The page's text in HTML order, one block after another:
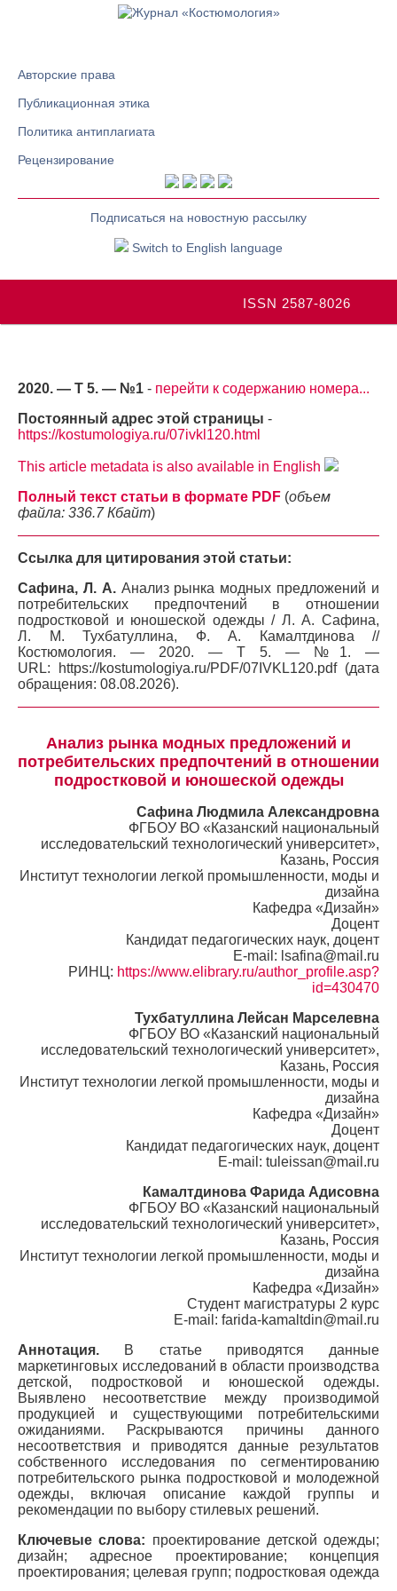
Авторские права
Публикационная этика
Политика антиплагиата
Рецензирование
Подписаться на новостную рассылку
Switch to English language
ISSN 2587-8026
2020. — Т 5. — №1 - перейти к содержанию номера...
Постоянный адрес этой страницы -
https://kostumologiya.ru/07ivkl120.html
This article metadata is also available in English
Полный текст статьи в формате PDF (объем
файла: 336.7 Кбайт)
Ссылка для цитирования этой статьи:
Сафина, Л. А.Анализ рынка модных предложений и
потребительских предпочтений в отношении
подростковой и юношеской одежды / Л. А. Сафина,
Л. М. Тухбатуллина, Ф. А. Камалтдинова //
Костюмология. — 2020. — Т 5. — №1. —
URL: https://kostumologiya.ru/PDF/07IVKL120.pdf (дата
обращения: 08.08.2026).
Анализ рынка модных предложений и
потребительских предпочтений в отношении
подростковой и юношеской одежды
Сафина Людмила Александровна
ФГБОУ ВО «Казанский национальный
исследовательский технологический университет»,
Казань, Россия
Институт технологии легкой промышленности, моды и
дизайна
Кафедра «Дизайн»
Доцент
Кандидат педагогических наук, доцент
E-mail: lsafina@mail.ru
РИНЦ: https://www.elibrary.ru/author_profile.asp?
id=430470
Тухбатуллина Лейсан Марселевна
ФГБОУ ВО «Казанский национальный
исследовательский технологический университет»,
Казань, Россия
Институт технологии легкой промышленности, моды и
дизайна
Кафедра «Дизайн»
Доцент
Кандидат педагогических наук, доцент
E-mail: tuleissan@mail.ru
Камалтдинова Фарида Адисовна
ФГБОУ ВО «Казанский национальный
исследовательский технологический университет»,
Казань, Россия
Институт технологии легкой промышленности, моды и
дизайна
Кафедра «Дизайн»
Студент магистратуры 2 курс
E-mail: farida-kamaltdin@mail.ru
Аннотация. В статье приводятся данные
маркетинговых исследований в области производства
детской, подростковой и юношеской одежды.
Выявлено несоответствие между производимой
продукцией и существующими потребительскими
ожиданиями. Раскрываются причины данного
несоответствия и приводятся данные результатов
собственного исследования по сегментированию
потребительского рынка подростковой и молодежной
одежды, включая описание каждой группы и
рекомендации по выбору стилевых решений.
Ключевые слова: проектирование детской одежды;
дизайн; адресное проектирование; концепция
проектирования; целевая групп; подростковая одежда